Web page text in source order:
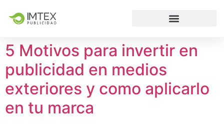
5 Motivos para invertir en
publicidad en medios
exteriores y como aplicarlo
en tu marca